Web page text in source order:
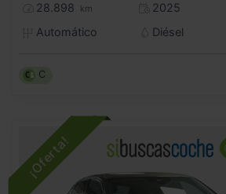
28.898 km
2025
Automático
Diésel
C